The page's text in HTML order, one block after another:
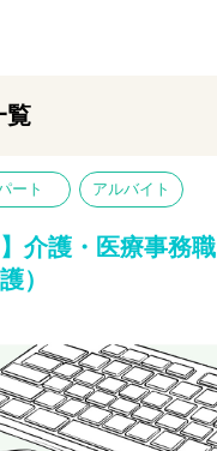
覧
ート アルバイト
介護・医療事務
）